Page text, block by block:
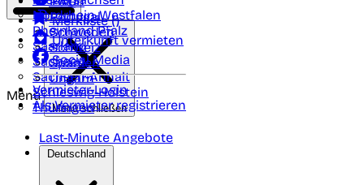
Nordrhein-Westfalen
Rheinland Pfalz
Saarland
Sachsen
Sachsen-Anhalt
Schleswig-Holstein
Thüringen
Portugal
Schweden
Schweiz
Spanien
Ungarn
Merkliste ()
Unterkunft vermieten
Social Media
Vermieter-Login
Als Vermieter registrieren
Menü
Menü schließen
Last-Minute Angebote
Deutschland